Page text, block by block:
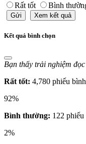
Rất tốt Bình
Gửi Xem kết quả
Kết quả bình chọn
Bạn thấy trải nghiệm
Rất tốt: 4,780 phiếu
92%
Bình thường: 122
2%